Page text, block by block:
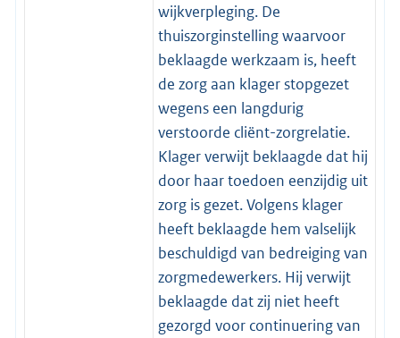
wijkverpleging. De
thuiszorginstelling waarvoor
beklaagde werkzaam is, heeft
de zorg aan klager stopgezet
wegens een langdurig
verstoorde cliënt-zorgrelatie.
Klager verwijt beklaagde dat hij
door haar toedoen eenzijdig uit
zorg is gezet. Volgens klager
heeft beklaagde hem valselijk
beschuldigd van bedreiging van
zorgmedewerkers. Hij verwijt
beklaagde dat zij niet heeft
gezorgd voor continuering van